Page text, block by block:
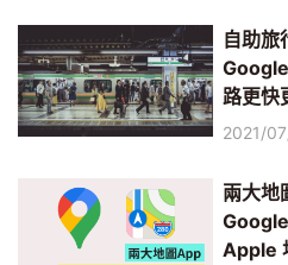
自助旅
路更快
2021/
兩大地
Apple